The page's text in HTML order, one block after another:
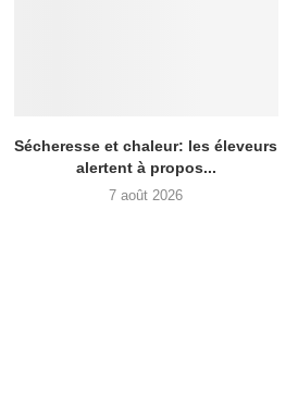
Sécheresse et chaleur: les éleveurs
alertent à propos...
7 août 2026